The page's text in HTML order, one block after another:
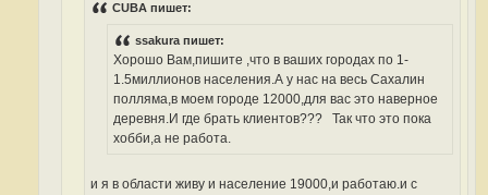
CUBA пишет:
ssakura пишет:
Хорошо Вам,пишите ,что в ваших городах по 1-
1.5миллионов населения.А у нас на весь Сахалин
полляма,в моем городе 12000,для вас это наверное
деревня.И где брать клиентов???
Так что это пока
хобби,а не работа.
и я в области живу и население 19000,и работаю.и с